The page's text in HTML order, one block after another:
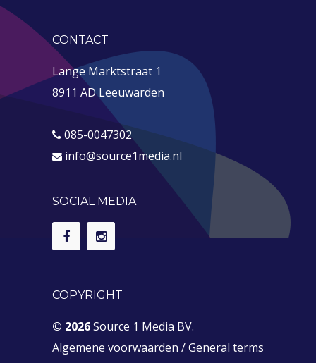
CONTACT
Lange Marktstraat 1
8911 AD Leeuwarden
085-0047302
info@source1media.nl
SOCIAL MEDIA
COPYRIGHT
© 2026Source 1 Media BV.
Algemene voorwaarden /General terms